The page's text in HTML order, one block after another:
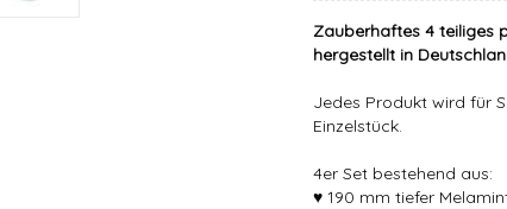
Zauberhaftes 4 teiliges
hergestellt in
Jedes Produkt wird für
Einzelstück.
4er Set bestehend aus:
♥ 190 mm tiefer